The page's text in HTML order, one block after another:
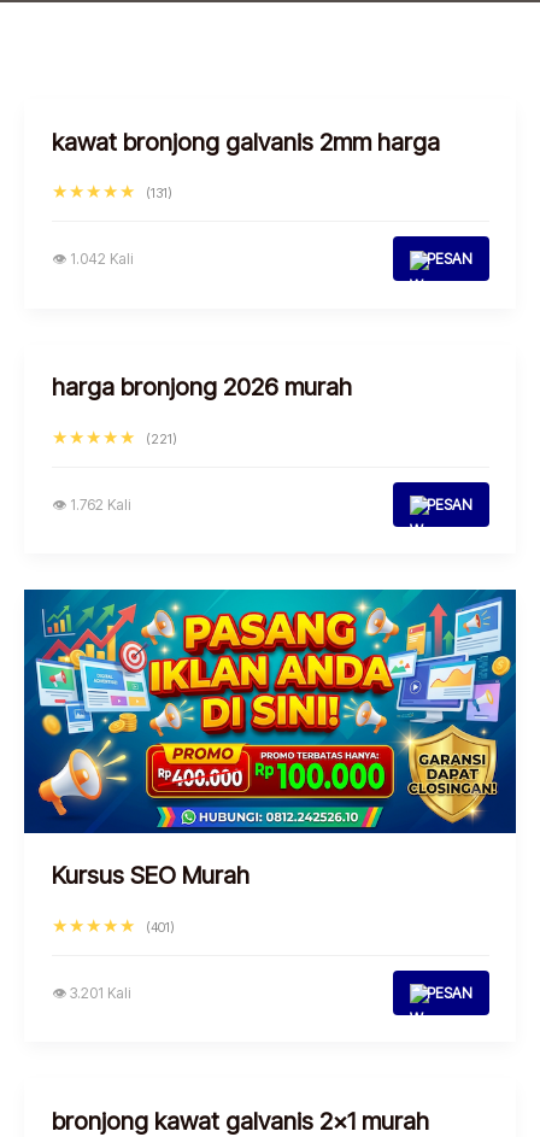
kawat bronjong galvanis 2mm harga
★★★★★ (131)
👁 1.042 Kali PESAN
harga bronjong 2026 murah
★★★★★ (221)
👁 1.762 Kali PESAN
Kursus SEO Murah
★★★★★ (401)
👁 3.201 Kali PESAN
bronjong kawat galvanis 2×1 murah